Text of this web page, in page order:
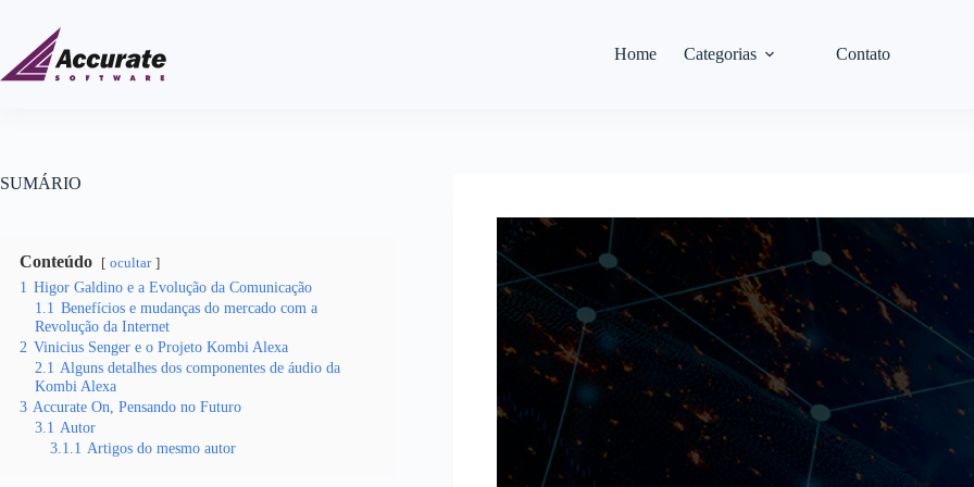
Home Categorias Contato
SUMÁRIO
Conteúdo ocultar
1 Higor Galdino e a Evolução da Comunicação
1.1 Benefícios e mudanças do mercado com a
Revolução da Internet
2 Vinicius Senger e o Projeto Kombi Alexa
2.1 Alguns detalhes dos componentes de áudio da
Kombi Alexa
3 Accurate On, Pensando no Futuro
3.1 Autor
3.1.1 Artigos do mesmo autor